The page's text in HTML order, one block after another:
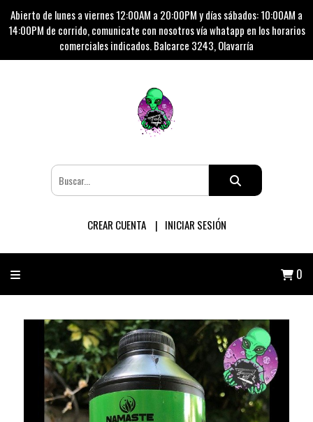
Abierto de lunes a viernes 12:00AM a 20:00PM y días sábados: 10:00AM a
14:00PM de corrido, comunicate con nosotros vía whatapp en los horarios
comerciales indicados. Balcarce 3243, Olavarría
CREAR CUENTA INICIAR SESIÓN
0